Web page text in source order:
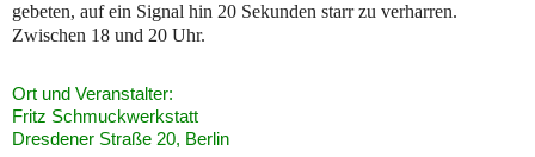
gebeten, auf ein Signal hin 20 Sekunden starr zu verharren.
Zwischen 18 und 20 Uhr.
Ort und Veranstalter:
Fritz Schmuckwerkstatt
Dresdener Straße 20, Berlin